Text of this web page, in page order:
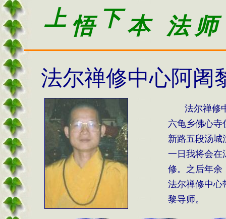
上 悟下 本 法 师
法尔禅修中心阿阇
法尔禅修
六龟乡佛心寺
新路五段汤城
一日我将会在
修。之后年余
法尔禅修中心
黎导师。